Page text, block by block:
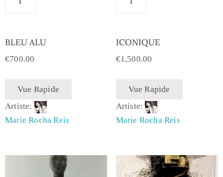
BLEU ALU
€700.00
Vue Rapide
Artiste:
Marie Rocha Reis
ICONIQUE
€1,500.00
Vue Rapide
Artiste:
Marie Rocha Reis